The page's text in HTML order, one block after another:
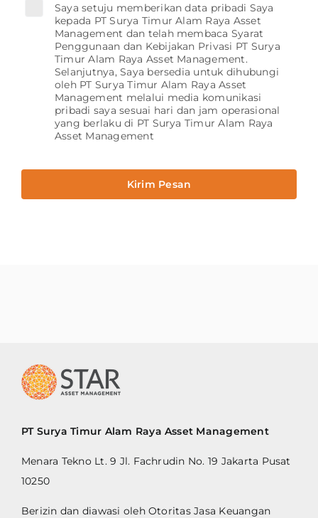
Saya setuju memberikan data pribadi Saya
kepada PT Surya Timur Alam Raya Asset
Management dan telah membaca Syarat
Penggunaan dan Kebijakan Privasi PT Surya
Timur Alam Raya Asset Management.
Selanjutnya, Saya bersedia untuk dihubungi
oleh PT Surya Timur Alam Raya Asset
Management melalui media komunikasi
pribadi saya sesuai hari dan jam operasional
yang berlaku di PT Surya Timur Alam Raya
Asset Management
Kirim Pesan
PT Surya Timur Alam Raya Asset Management
Menara Tekno Lt. 9 Jl. Fachrudin No. 19 Jakarta Pusat
10250
Berizin dan diawasi oleh Otoritas Jasa Keuangan